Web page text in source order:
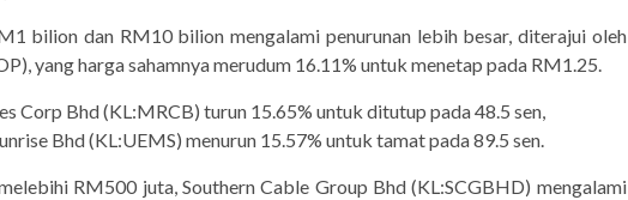
bilion dan RM10 bilion mengalami penurunan lebih besar, diterajui oleh
yang harga sahamnya merudum 16.11% untuk menetap pada RM1.25.
Corp Bhd (KL:MRCB) turun 15.65% untuk ditutup pada 48.5 sen,
Bhd (KL:UEMS) menurun 15.57% untuk tamat pada 89.5 sen.
RM500 juta, Southern Cable Group Bhd (KL:SCGBHD) mengalami